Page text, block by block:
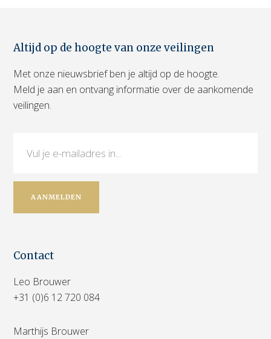
Altijd op de hoogte van onze veilingen
Met onze nieuwsbrief ben je altijd op de hoogte.
Meld je aan en ontvang informatie over de aankomende
veilingen.
Contact
Leo Brouwer
+31 (0)6 12 720 084
Marthijs Brouwer